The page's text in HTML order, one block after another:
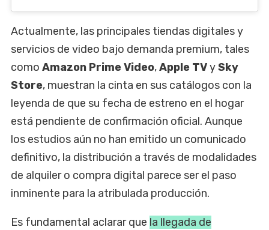
Actualmente, las principales tiendas digitales y
servicios de video bajo demanda premium, tales
como Amazon Prime Video,Apple TVySky
Store, muestran la cinta en sus catálogos con la
leyenda de que su fecha de estreno en el hogar
está pendiente de confirmación oficial. Aunque
los estudios aún no han emitido un comunicado
definitivo, la distribución a través de modalidades
de alquiler o compra digital parece ser el paso
inminente para la atribulada producción.
Es fundamental aclarar que la llegada de